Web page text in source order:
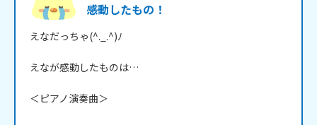
感動したもの！
えなだっちゃ(^._.^)ﾉ
えなが感動したものは…
＜ピアノ演奏曲＞